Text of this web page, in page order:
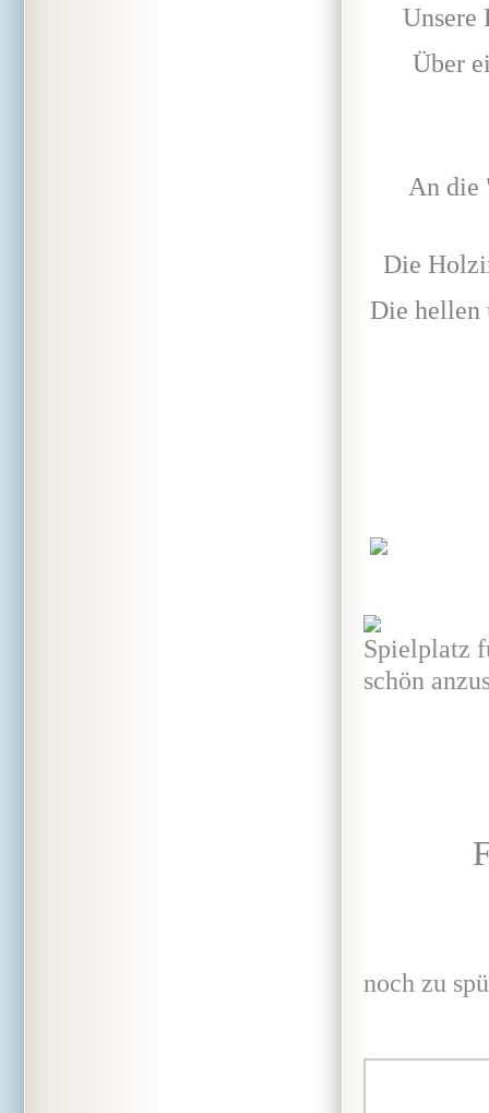
Unsere
Über
An die
Die
Die hellen
Spielplatz
schön
noch zu